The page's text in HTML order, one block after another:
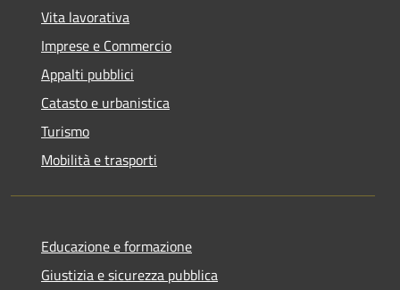
Vita lavorativa
Imprese e Commercio
Appalti pubblici
Catasto e urbanistica
Turismo
Mobilità e trasporti
Educazione e formazione
Giustizia e sicurezza pubblica